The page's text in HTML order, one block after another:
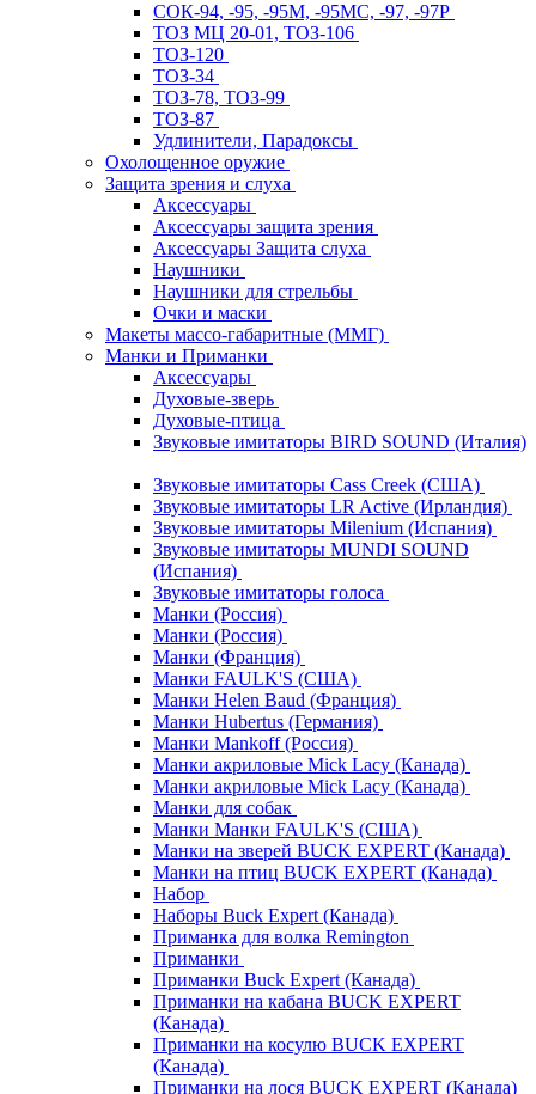
СОК-94, -95, -95М, -95МС, -97, -97Р
ТОЗ МЦ 20-01, ТОЗ-106
ТОЗ-120
ТОЗ-34
ТОЗ-78, ТОЗ-99
ТОЗ-87
Удлинители, Парадоксы
Охолощенное оружие
Защита зрения и слуха
Аксессуары
Аксессуары защита зрения
Аксессуары Защита слуха
Наушники
Наушники для стрельбы
Очки и маски
Макеты массо-габаритные (ММГ)
Манки и Приманки
Аксессуары
Духовые-зверь
Духовые-птица
Звуковые имитаторы BIRD SOUND (Италия)
Звуковые имитаторы Cass Creek (США)
Звуковые имитаторы LR Active (Ирландия)
Звуковые имитаторы Milenium (Испания)
Звуковые имитаторы MUNDI SOUND
(Испания)
Звуковые имитаторы голоса
Манки (Россия)
Манки (Россия)
Манки (Франция)
Манки FAULK'S (США)
Манки Helen Baud (Франция)
Манки Hubertus (Германия)
Манки Mankoff (Россия)
Манки акриловые Mick Lacy (Канада)
Манки акриловые Mick Lacy (Канада)
Манки для собак
Манки Манки FAULK'S (США)
Манки на зверей BUCK EXPERT (Канада)
Манки на птиц BUCK EXPERT (Канада)
Набор
Наборы Buck Expert (Канада)
Приманка для волка Remington
Приманки
Приманки Buck Expert (Канада)
Приманки на кабана BUCK EXPERT
(Канада)
Приманки на косулю BUCK EXPERT
(Канада)
Приманки на лося BUCK EXPERT (Канада)